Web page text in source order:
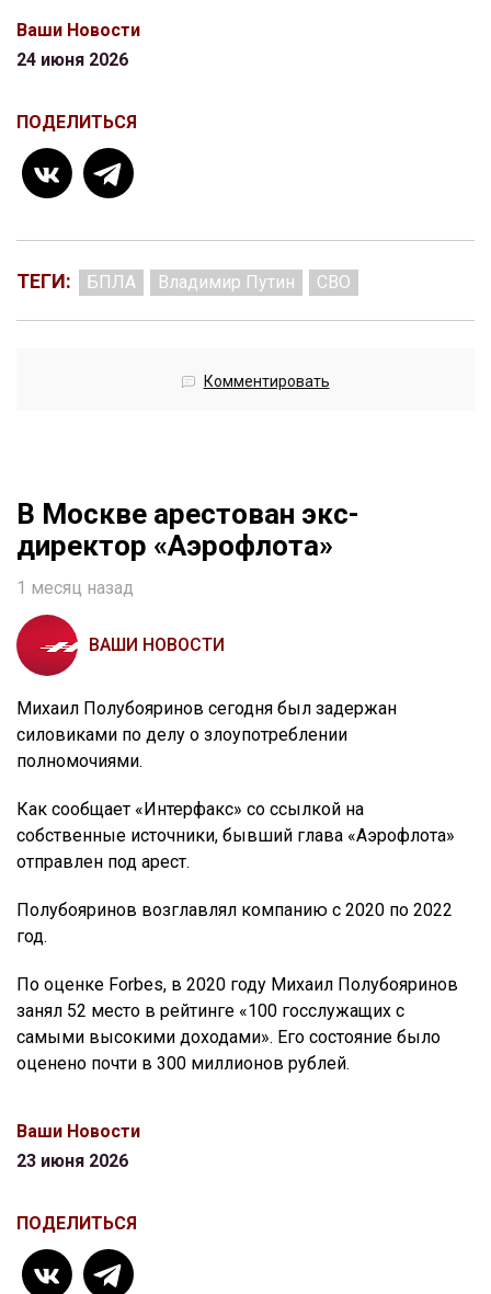
Ваши Новости
24 июня 2026
ПОДЕЛИТЬСЯ
ТЕГИ: БПЛА Владимир Путин СВО
Комментировать
В Москве арестован экс-
директор «Аэрофлота»
1 месяц назад
ВАШИ НОВОСТИ
Михаил Полубояринов сегодня был задержан
силовиками по делу о злоупотреблении
полномочиями.
Как сообщает «Интерфакс» со ссылкой на
собственные источники, бывший глава «Аэрофлота»
отправлен под арест.
Полубояринов возглавлял компанию с 2020 по 2022
год.
По оценке Forbes, в 2020 году Михаил Полубояринов
занял 52 место в рейтинге «100 госслужащих с
самыми высокими доходами». Его состояние было
оценено почти в 300 миллионов рублей.
Ваши Новости
23 июня 2026
ПОДЕЛИТЬСЯ